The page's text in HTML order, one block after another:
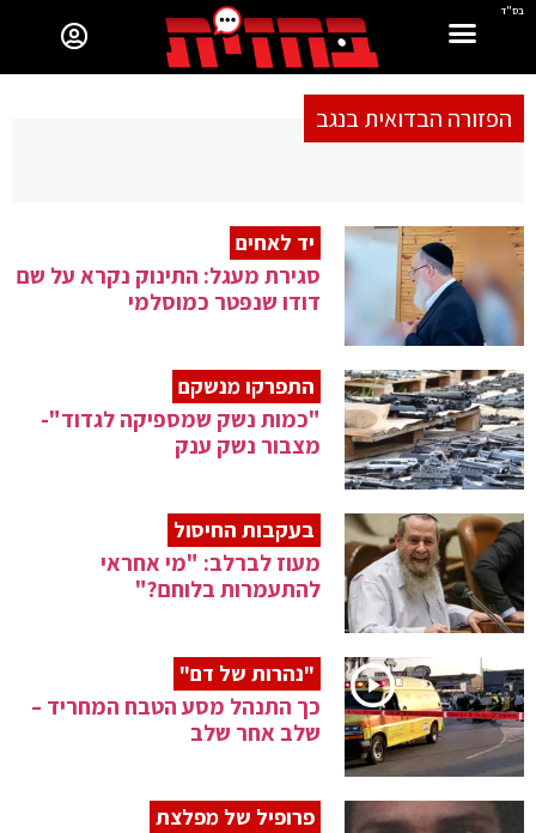
בס"ד
הפזורה הבדואית בנגב
יד לאחים
סגירת מעגל: התינוק נקרא על שם
דודו שנפטר כמוסלמי
התפרקו מנשקם
"כמות נשק שמספיקה לגדוד"-
מצבור נשק ענק
בעקבות החיסול
מעוז לברלב: "מי אחראי
להתעמרות בלוחם?"
"נהרות של דם"
כך התנהל מסע הטבח המחריד –
שלב אחר שלב
פרופיל של מפלצת